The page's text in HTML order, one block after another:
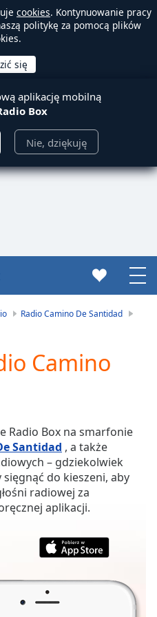
cookies. Kontynuowanie pracy
politykę za pomocą plików
aplikację mobilną
Box
Nie, dziękuję
Radio Camino De Santidad
Camino
Radio Box na smarfonie
Santidad , a także
– gdziekolwiek
do kieszeni, aby
radiowej za
aplikacji.